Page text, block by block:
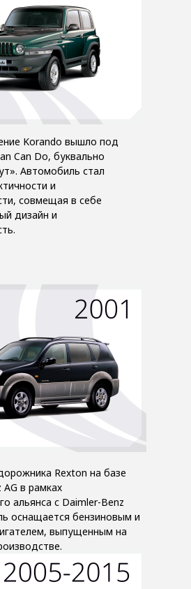
Korando вышло под
Can Do, буквально
Автомобиль стал
и
совмещая в себе
дизайн и
Rexton на базе
в рамках
альянса с Daimler-Benz
оснащается бензиновым и
выпущенным на